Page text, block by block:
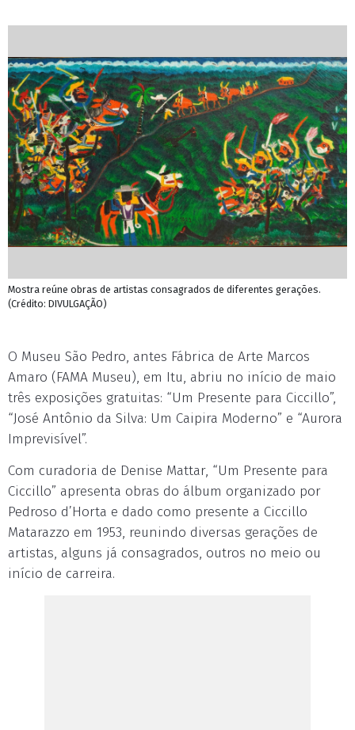
Mostra reúne obras de artistas consagrados de diferentes gerações.
(Crédito: DIVULGAÇÃO)
O Museu São Pedro, antes Fábrica de Arte Marcos
Amaro (FAMA Museu), em Itu, abriu no início de maio
três exposições gratuitas: “Um Presente para Ciccillo”,
“José Antônio da Silva: Um Caipira Moderno” e “Aurora
Imprevisível”.
Com curadoria de Denise Mattar, “Um Presente para
Ciccillo” apresenta obras do álbum organizado por
Pedroso d’Horta e dado como presente a Ciccillo
Matarazzo em 1953, reunindo diversas gerações de
artistas, alguns já consagrados, outros no meio ou
início de carreira.